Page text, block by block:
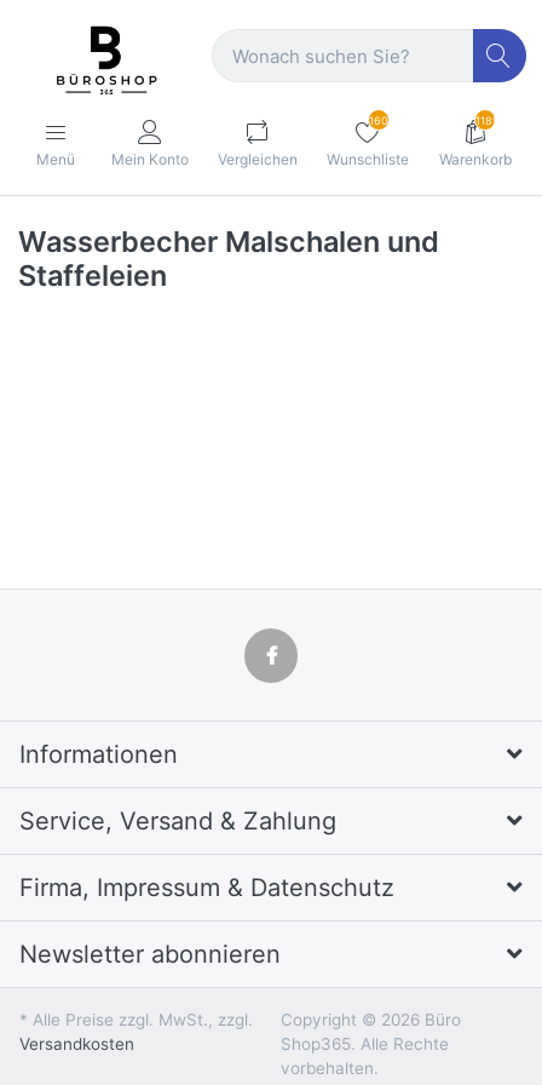
Menü Mein Konto Vergleichen
160
Wunschliste
1189
Warenkorb
Wasserbecher Malschalen und
Staffeleien
Informationen
Service, Versand & Zahlung
Firma, Impressum & Datenschutz
Newsletter abonnieren
* Alle Preise zzgl. MwSt., zzgl.
Versandkosten
Copyright © 2026 Büro
Shop365. Alle Rechte
vorbehalten.